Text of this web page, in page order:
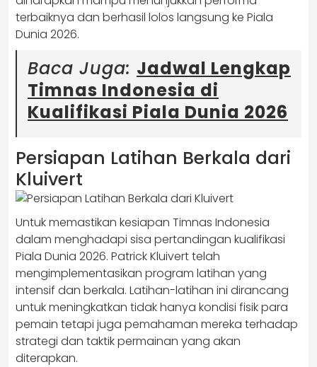
terbaiknya dan berhasil lolos langsung ke Piala
Dunia 2026.
Baca Juga: Jadwal Lengkap
Timnas Indonesia di
Kualifikasi Piala Dunia 2026
Persiapan Latihan Berkala dari
Kluivert
Untuk memastikan kesiapan Timnas Indonesia
dalam menghadapi sisa pertandingan kualifikasi
Piala Dunia 2026. Patrick Kluivert telah
mengimplementasikan program latihan yang
intensif dan berkala. Latihan-latihan ini dirancang
untuk meningkatkan tidak hanya kondisi fisik para
pemain tetapi juga pemahaman mereka terhadap
strategi dan taktik permainan yang akan
diterapkan.